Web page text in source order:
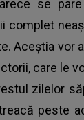
se
complet
Aceștia vor
care le
zilelor
peste